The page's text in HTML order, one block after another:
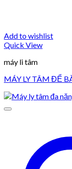
Add to wishlist
Quick View
máy li tâm
MÁY LY TÂM ĐỂ